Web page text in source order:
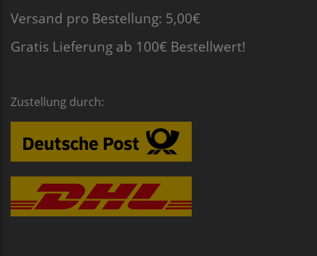
Versand pro Bestellung: 5,00€
Gratis Lieferung ab 100€ Bestellwert!
Zustellung durch: